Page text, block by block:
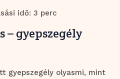
idő: 3 perc
– gyepszegély
gyepszegély olyasmi, mint